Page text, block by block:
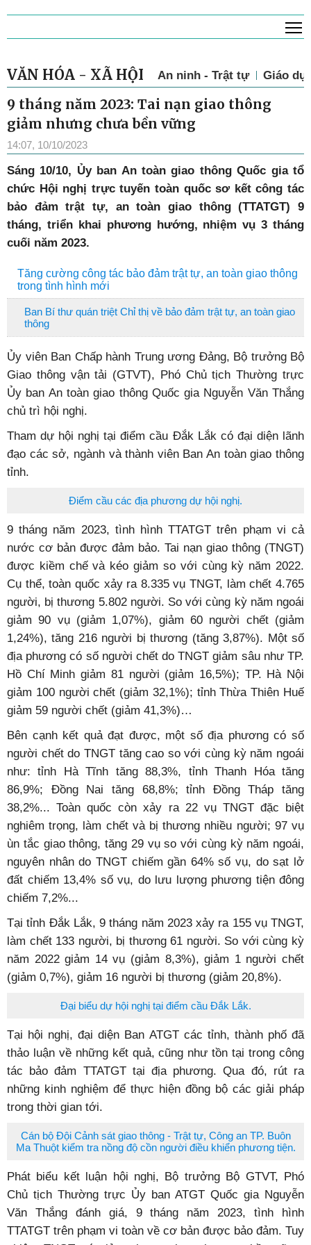
VĂN HÓA - XÃ HỘI An ninh - Trật tự Giáo
9 tháng năm 2023: Tai nạn giao thông
giảm nhưng chưa bền vững
14:07, 10/10/2023
Sáng 10/10, Ủy ban An toàn giao thông Quốc gia tổ
chức Hội nghị trực tuyến toàn quốc sơ kết công tác
bảo đảm trật tự, an toàn giao thông (TTATGT) 9
tháng, triển khai phương hướng, nhiệm vụ 3 tháng
cuối năm 2023.
Tăng cường công tác bảo đảm trật tự, an toàn giao thông
trong tình hình mới
Ban Bí thư quán triệt Chỉ thị về bảo đảm trật tự, an toàn giao
thông
Ủy viên Ban Chấp hành Trung ương Đảng, Bộ trưởng Bộ
Giao thông vận tải (GTVT), Phó Chủ tịch Thường trực
Ủy ban An toàn giao thông Quốc gia Nguyễn Văn Thắng
chủ trì hội nghị.
Tham dự hội nghị tại điểm cầu Đắk Lắk có đại diện lãnh
đạo các sở, ngành và thành viên Ban An toàn giao thông
tỉnh.
Điểm cầu các địa phương dự hội nghị.
9 tháng năm 2023, tình hình TTATGT trên phạm vi cả
nước cơ bản được đảm bảo. Tai nạn giao thông (TNGT)
được kiềm chế và kéo giảm so với cùng kỳ năm 2022.
Cụ thể, toàn quốc xảy ra 8.335 vụ TNGT, làm chết 4.765
người, bị thương 5.802 người. So với cùng kỳ năm ngoái
giảm 90 vụ (giảm 1,07%), giảm 60 người chết (giảm
1,24%), tăng 216 người bị thương (tăng 3,87%). Một số
địa phương có số người chết do TNGT giảm sâu như TP.
Hồ Chí Minh giảm 81 người (giảm 16,5%); TP. Hà Nội
giảm 100 người chết (giảm 32,1%); tỉnh Thừa Thiên Huế
giảm 59 người chết (giảm 41,3%)…
Bên cạnh kết quả đạt được, một số địa phương có số
người chết do TNGT tăng cao so với cùng kỳ năm ngoái
như: tỉnh Hà Tĩnh tăng 88,3%, tỉnh Thanh Hóa tăng
86,9%; Đồng Nai tăng 68,8%; tỉnh Đồng Tháp tăng
38,2%... Toàn quốc còn xảy ra 22 vụ TNGT đặc biệt
nghiêm trọng, làm chết và bị thương nhiều người; 97 vụ
ùn tắc giao thông, tăng 29 vụ so với cùng kỳ năm ngoái,
nguyên nhân do TNGT chiếm gần 64% số vụ, do sạt lở
đất chiếm 13,4% số vụ, do lưu lượng phương tiện đông
chiếm 7,2%...
Tại tỉnh Đắk Lắk, 9 tháng năm 2023 xảy ra 155 vụ TNGT,
làm chết 133 người, bị thương 61 người. So với cùng kỳ
năm 2022 giảm 14 vụ (giảm 8,3%), giảm 1 người chết
(giảm 0,7%), giảm 16 người bị thương (giảm 20,8%).
Đại biểu dự hội nghị tại điểm cầu Đắk Lắk.
Tại hội nghị, đại diện Ban ATGT các tỉnh, thành phố đã
thảo luận về những kết quả, cũng như tồn tại trong công
tác bảo đảm TTATGT tại địa phương. Qua đó, rút ra
những kinh nghiệm để thực hiện đồng bộ các giải pháp
trong thời gian tới.
Cán bộ Đội Cảnh sát giao thông - Trật tự, Công an TP. Buôn
Ma Thuột kiểm tra nồng độ cồn người điều khiển phương tiện.
Phát biểu kết luận hội nghị, Bộ trưởng Bộ GTVT, Phó
Chủ tịch Thường trực Ủy ban ATGT Quốc gia Nguyễn
Văn Thắng đánh giá, 9 tháng năm 2023, tình hình
TTATGT trên phạm vi toàn về cơ bản được bảo đảm. Tuy